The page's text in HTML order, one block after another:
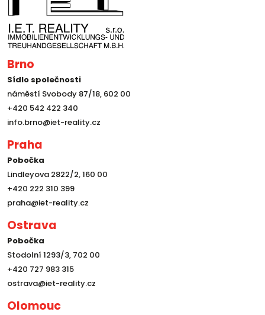
Brno
Sídlo společnosti
náměstí Svobody 87/18, 602 00
+420 542 422 340
info.brno@iet-reality.cz
Praha
Pobočka
Lindleyova 2822/2, 160 00
+420 222 310 399
praha@iet-reality.cz
Ostrava
Pobočka
Stodolní 1293/3, 702 00
+420 727 983 315
ostrava@iet-reality.cz
Olomouc